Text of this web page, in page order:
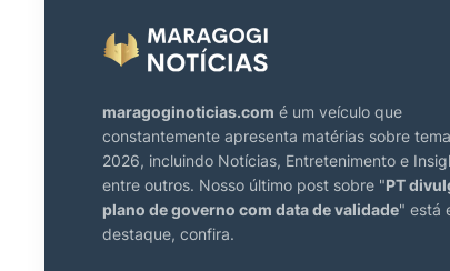
maragoginoticias.com é um veículo que
constantemente apresenta matérias sobre
2026, incluindo Notícias, Entretenimento e
entre outros. Nosso último post sobre "PT
plano de governo com data de validade" está
destaque, confira.